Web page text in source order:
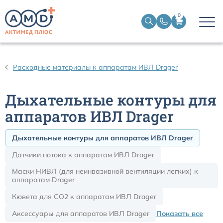
0
Расходные материалы к аппаратам ИВЛ Drager
Дыхательные контуры для
аппаратов ИВЛ Drager
Дыхательные контуры для аппаратов ИВЛ Drager
Датчики потока к аппаратам ИВЛ Drager
Маски НИВЛ (для неинвазивной вентиляции легких) к
аппаратам Drager
Кювета для CO2 к аппаратам ИВЛ Drager
Аксессуары для аппаратов ИВЛ Drager
Показать все
Датчики ЭЭГ BIS
Кабели пациента ЭКГ
Кабели для кардиографов
Датчики кислорода для ИВЛ